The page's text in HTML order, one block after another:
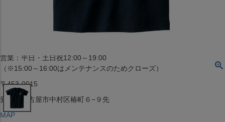
営業：平日・土日祝12:00～19:00
（※15:00～16:00はメンテナンスのためクローズ）
〒453-0015
愛知県名古屋市中村区椿町６−９先
MAP